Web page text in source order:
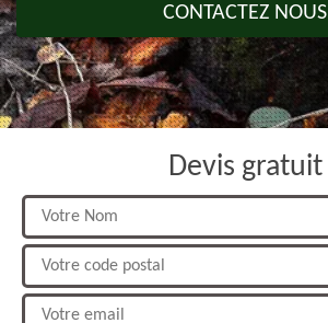
CONTACTEZ NOUS
Devis gratuit